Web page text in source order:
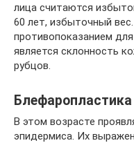
лица считаются
60 лет, избыточный
противопоказанием
является склонность
рубцов.
В этом возрасте
эпидермиса. Их